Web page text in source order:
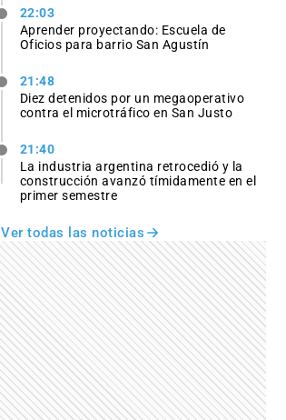
22:03
Aprender proyectando: Escuela de
Oficios para barrio San Agustín
21:48
Diez detenidos por un megaoperativo
contra el microtráfico en San Justo
21:40
La industria argentina retrocedió y la
construcción avanzó tímidamente en el
primer semestre
Ver todas las noticias